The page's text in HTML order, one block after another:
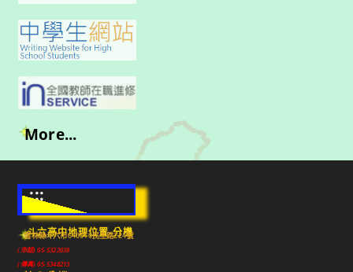
More...
:::
斗六高中地理位置-分機
雲林縣斗六市640010民生路224號
(市話) 05-5322039
(傳真) 05-5348213